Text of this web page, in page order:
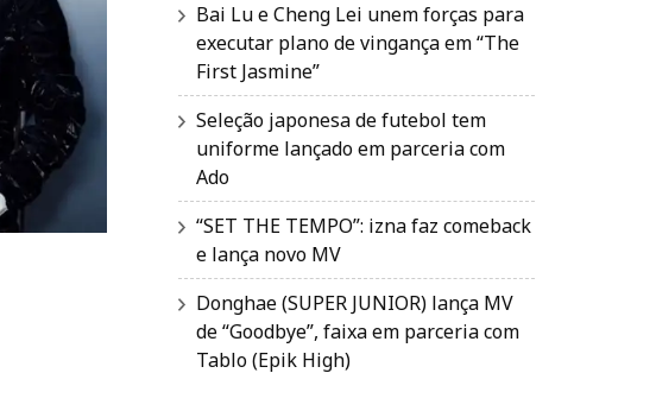
Bai Lu e Cheng Lei unem forças para
executar plano de vingança em “The
First Jasmine”
Seleção japonesa de futebol tem
uniforme lançado em parceria com
Ado
“SET THE TEMPO”: izna faz comeback
e lança novo MV
Donghae (SUPER JUNIOR) lança MV
de “Goodbye”, faixa em parceria com
Tablo (Epik High)